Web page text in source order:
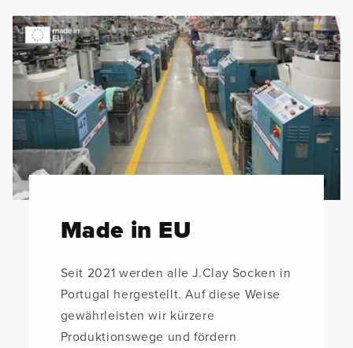
Made in EU
Seit 2021 werden alle J.Clay Socken in
Portugal hergestellt. Auf diese Weise
gewährleisten wir kürzere
Produktionswege und fördern